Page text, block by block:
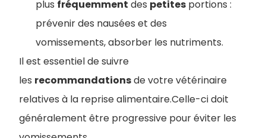
plus fréquemment des petites portions :
prévenir des nausées et des
vomissements, absorber les nutriments.
Il est essentiel de suivre
les recommandationsde votre vétérinaire
relatives à la reprise alimentaire.Celle-ci doit
généralement être progressive pour éviter les